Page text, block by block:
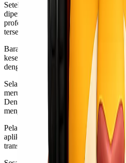
Setelah itu, petugas akan membantu
diperlukan. Semua prosedur
profesional, sehingga Anda tidak
tersebut.
Barang kemudian akan dijemput dari
kesepakatan. Tim kami memastikan
dengan baik agar aman selama
Selanjutnya, proses pengiriman
merupakan pilihan tepat untuk cargo
Dengan armada kapal yang handal,
menjadi prioritas utama.
Pelanggan dapat melacak posisi
aplikasi atau website kami. Ini
transparansi dalam setiap langkah